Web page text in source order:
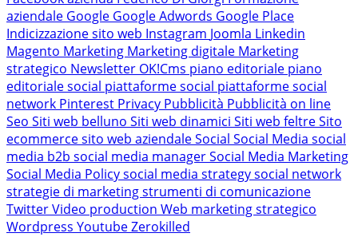
aziendale Google Google Adwords Google Place
Indicizzazione sito web Instagram Joomla Linkedin
Magento Marketing Marketing digitale Marketing
strategico Newsletter OK!Cms piano editoriale piano
editoriale social piattaforme social piattaforme social
network Pinterest Privacy Pubblicità Pubblicità on line
Seo Siti web belluno Siti web dinamici Siti web feltreSito
ecommercesito web aziendaleSocial Social Media social
media b2b social media managerSocial Media Marketing
Social Media Policysocial media strategysocial network
strategie di marketingstrumenti di comunicazione
TwitterVideo production Web marketing strategico
Wordpress YoutubeZerokilled